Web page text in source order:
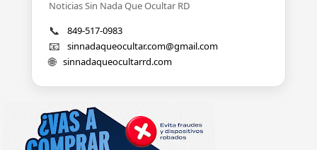
Noticias Sin Nada Que Ocultar RD
📞 849-517-0983
📧 sinnadaqueocultar.com@gmail.com
🌐 sinnadaqueocultarrd.com